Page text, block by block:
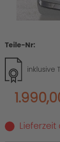
Teile-Nr:
inklusive